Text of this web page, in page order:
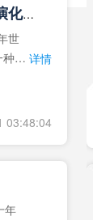
**从熵增到自组织：2026世界杯小组赛战术系统的演化密码**
世
深 详情
03:48:04
年